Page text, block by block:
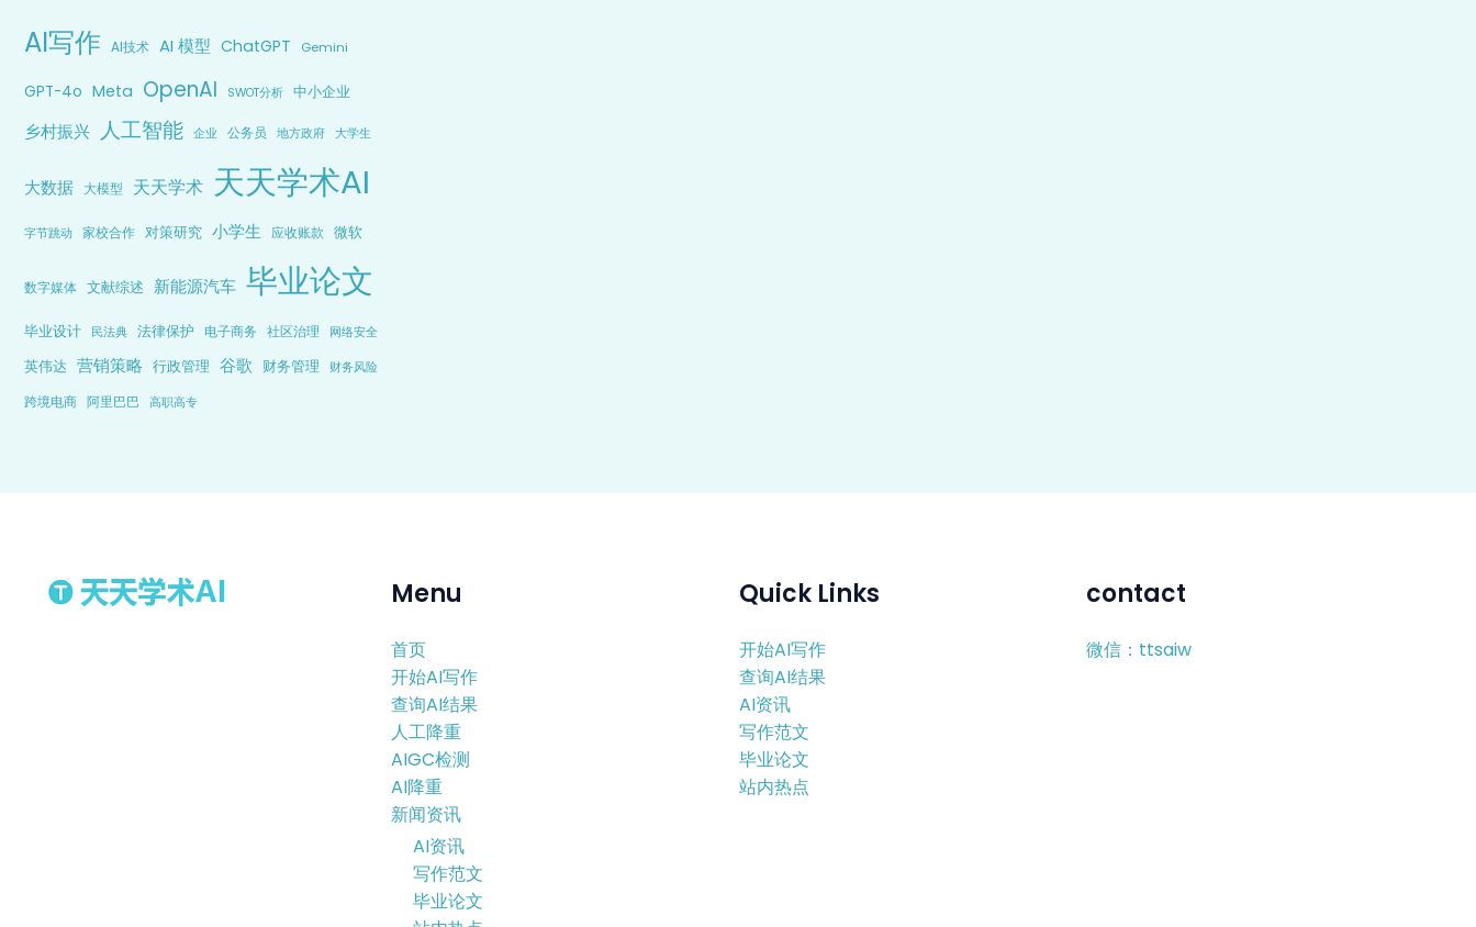
AI写作 AI技术 AI 模型 ChatGPT Gemini
GPT-4o Meta OpenAI SWOT分析 中小企业
乡村振兴 人工智能 企业 公务员 地方政府 大学生
大数据 大模型 天天学术 天天学术AI
字节跳动 家校合作 对策研究 小学生 应收账款 微软
数字媒体 文献综述 新能源汽车 毕业论文
毕业设计 民法典 法律保护 电子商务 社区治理 网络安全
英伟达 营销策略 行政管理 谷歌 财务管理 财务风险
跨境电商 阿里巴巴 高职高专
Menu
首页
开始AI写作
查询AI结果
人工降重
AIGC检测
AI降重
新闻资讯
AI资讯
写作范文
毕业论文
Quick Links
开始AI写作
查询AI结果
AI资讯
写作范文
毕业论文
站内热点
contact
微信：ttsaiw